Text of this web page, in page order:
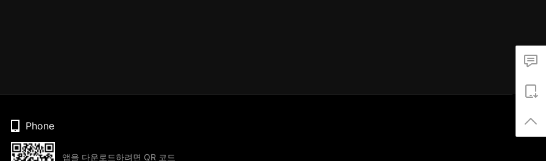
Phone
앱을 다운로드하려면 QR 코드